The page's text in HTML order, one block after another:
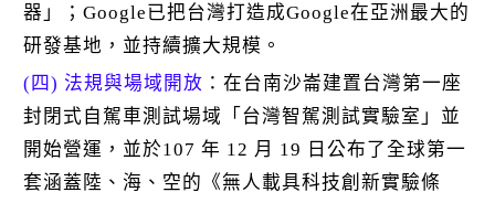
器」；Google已把台灣打造成Google在亞洲最大的
研發基地，並持續擴大規模。
(四) 法規與場域開放 ：在台南沙崙建置台灣第一座
封閉式自駕車測試場域「台灣智駕測試實驗室」並
開始營運，並於107 年 12 月 19 日公布了全球第一
套涵蓋陸、海、空的《無人載具科技創新實驗條